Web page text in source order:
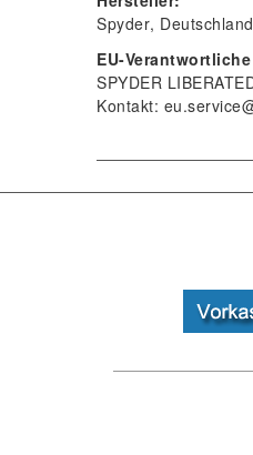
Spyder Deutschland
EU-
SPYDER
Kontakt: